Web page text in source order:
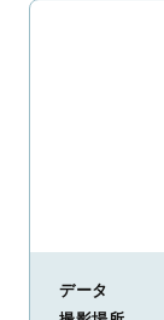
データ